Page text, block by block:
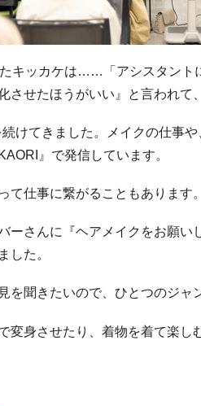
キッカケは……「アシスタント
させたほうがいい』と言われて、
けてきました。メイクの仕事
』で発信しています。
て仕事に繋がることもあります。
ーさんに『ヘアメイクをお願
した。
を聞きたいので、ひとつのジャ
変身させたり、着物を着て楽し